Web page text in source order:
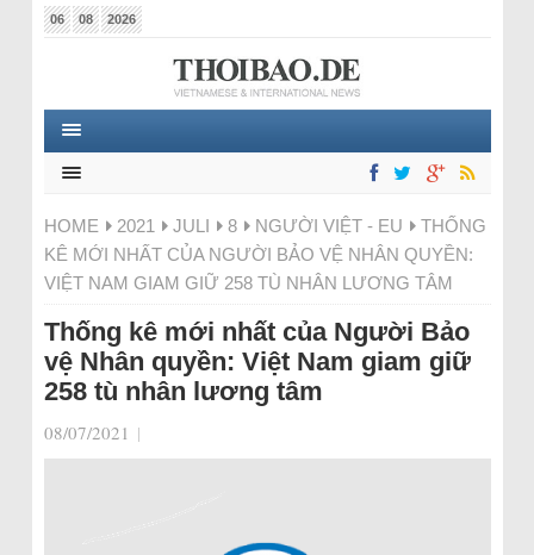
06 08 2026
HOME 2021 JULI 8 NGƯỜI VIỆT - EU
THỐNG
KÊ MỚI NHẤT CỦA NGƯỜI BẢO VỆ NHÂN QUYỀN:
VIỆT NAM GIAM GIỮ 258 TÙ NHÂN LƯƠNG TÂM
Thống kê mới nhất của Người Bảo
vệ Nhân quyền: Việt Nam giam giữ
258 tù nhân lương tâm
08/07/2021 |